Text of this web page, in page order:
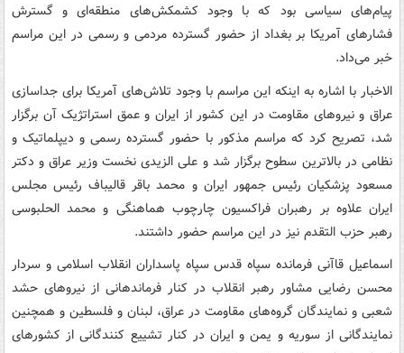
پیام‌های سیاسی بود که با وجود کشمکش‌های منطقه‌ای و گسترش
فشارهای آمریکا بر بغداد از حضور گسترده مردمی و رسمی در این مراسم
خبر می‌داد.
الاخبار با اشاره به اینکه این مراسم با وجود تلاش‌های آمریکا برای جداسازی
عراق و نیروهای مقاومت در این کشور از ایران و عمق استراتژیک آن برگزار
شد، تصریح کرد که مراسم مذکور با حضور گسترده رسمی و دیپلماتیک و
نظامی در بالاترین سطوح برگزار شد و علی الزیدی نخست وزیر عراق و دکتر
مسعود پزشکیان رئیس جمهور ایران و محمد باقر قالیباف رئیس مجلس
ایران علاوه بر رهبران فراکسیون چارچوب هماهنگی و محمد الحلبوسی
رهبر حزب التقدم نیز در این مراسم حضور داشتند.
اسماعیل قاآنی فرمانده سپاه قدس سپاه پاسداران انقلاب اسلامی و سردار
محسن رضایی مشاور رهبر انقلاب در کنار فرماندهانی از نیروهای حشد
شعبی و نمایندگان گروه‌های مقاومت در عراق، لبنان و فلسطین و همچنین
نمایندگانی از سوریه و یمن و ایران در کنار تشییع کنندگانی از کشورهای